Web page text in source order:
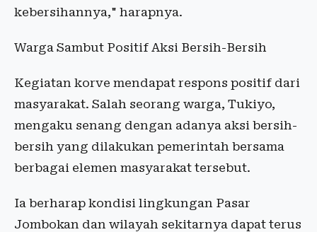
kebersihannya," harapnya.
Warga Sambut Positif Aksi Bersih-Bersih
Kegiatan korve mendapat respons positif dari
masyarakat. Salah seorang warga, Tukiyo,
mengaku senang dengan adanya aksi bersih-
bersih yang dilakukan pemerintah bersama
berbagai elemen masyarakat tersebut.
Ia berharap kondisi lingkungan Pasar
Jombokan dan wilayah sekitarnya dapat terus